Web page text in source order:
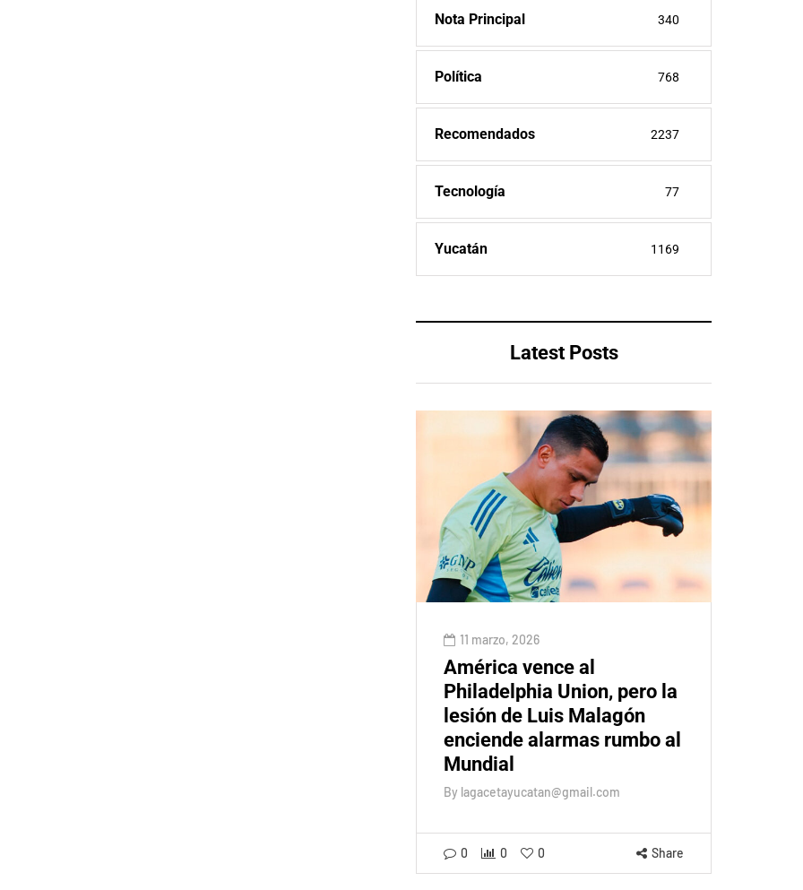
Nota Principal 340
Política 768
Recomendados 2237
Tecnología 77
Yucatán 1169
Latest Posts
11 marzo, 2026
América vence al
Philadelphia Union, pero la
lesión de Luis Malagón
enciende alarmas rumbo al
Mundial
By lagacetayucatan@gmail.com
0 0 0 Share